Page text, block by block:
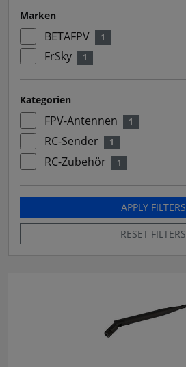
Marken
BETAFPV 1
FrSky 1
Kategorien
FPV-Antennen 1
RC-Sender 1
RC-Zubehör 1
APPLY FILTERS
RESET FILTERS